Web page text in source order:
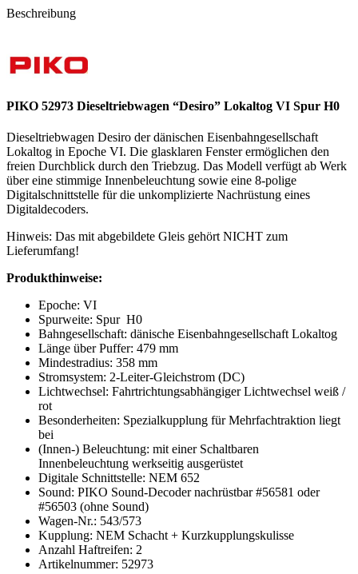
Beschreibung
PIKO 52973 Dieseltriebwagen “Desiro” Lokaltog VI Spur H0
Dieseltriebwagen Desiro der dänischen Eisenbahngesellschaft
Lokaltog in Epoche VI. Die glasklaren Fenster ermöglichen den
freien Durchblick durch den Triebzug. Das Modell verfügt ab Werk
über eine stimmige Innenbeleuchtung sowie eine 8-polige
Digitalschnittstelle für die unkomplizierte Nachrüstung eines
Digitaldecoders.
Hinweis: Das mit abgebildete Gleis gehört NICHT zum
Lieferumfang!
Produkthinweise:
Epoche: VI
Spurweite: Spur H0
Bahngesellschaft: dänische Eisenbahngesellschaft Lokaltog
Länge über Puffer: 479 mm
Mindestradius: 358 mm
Stromsystem: 2-Leiter-Gleichstrom (DC)
Lichtwechsel: Fahrtrichtungsabhängiger Lichtwechsel weiß /
rot
Besonderheiten: Spezialkupplung für Mehrfachtraktion liegt
bei
(Innen-) Beleuchtung: mit einer Schaltbaren
Innenbeleuchtung werkseitig ausgerüstet
Digitale Schnittstelle: NEM 652
Sound: PIKO Sound-Decoder nachrüstbar #56581 oder
#56503 (ohne Sound)
Wagen-Nr.: 543/573
Kupplung: NEM Schacht + Kurzkupplungskulisse
Anzahl Haftreifen: 2
Artikelnummer: 52973